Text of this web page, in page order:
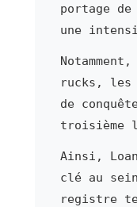
portage
une
rucks, les
de
troisième
Ainsi,
clé au
registre